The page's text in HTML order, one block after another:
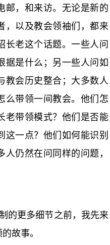
邮，和来访。无论是新的
，以及教会领袖们，都来
长老这个话题。一些人问
据是什么；另一些人问如
教会历史整合；大多数人
么带领一间教会。他们怎
老带领模式？他们是否能
这一点？他们如何能识别
仍然在问同样的问题，
的更多细节之前，我先来
故事。